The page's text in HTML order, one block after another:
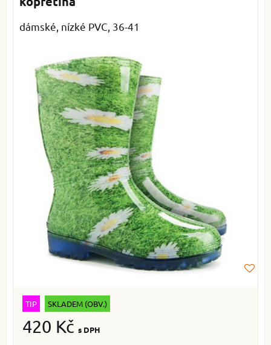
dámské, nízké PVC, 36-41
TIP SKLADEM (OBV.)
420 Kč s DPH